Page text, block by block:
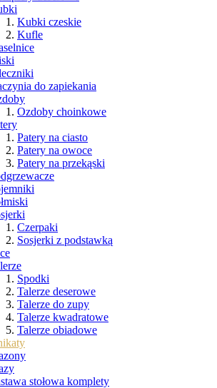
Kubki czeskie
Kufle
do zapiekania
Ozdoby choinkowe
Patery na ciasto
Patery na owoce
Patery na przekąski
Czerpaki
Sosjerki z podstawką
Spodki
Talerze deserowe
Talerze do zupy
Talerze kwadratowe
Talerze obiadowe
stołowa komplety